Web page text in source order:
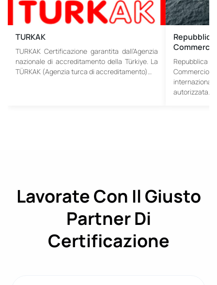
TURKAK
TURKAK Certificazione garantita dall’Agenzia
nazionale di accreditamento della Türkiye. La
TÜRKAK (Agenzia turca di accreditamento)…
Commercio
autorizzata…
Lavorate Con Il Giusto
Partner Di
Certificazione